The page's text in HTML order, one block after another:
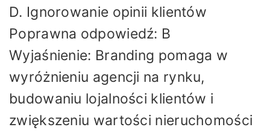
D. Ignorowanie opinii klientów
Poprawna odpowiedź: B
Wyjaśnienie: Branding pomaga w
wyróżnieniu agencji na rynku,
budowaniu lojalności klientów i
zwiększeniu wartości nieruchomości